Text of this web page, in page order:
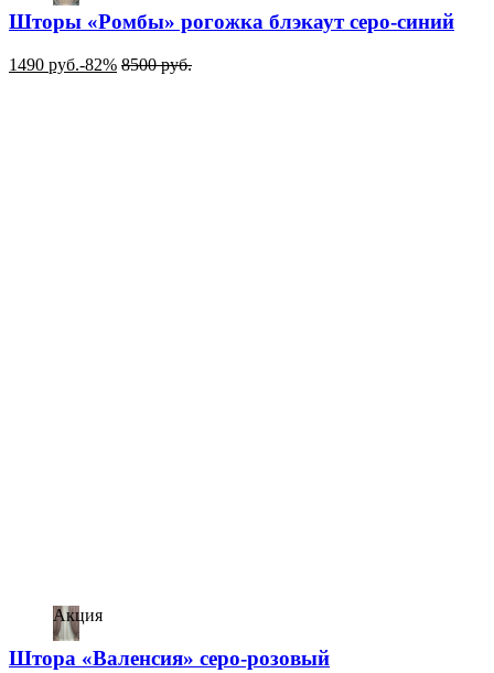
Шторы «Ромбы» рогожка блэкаут серо-синий
1490 руб.-82% 8500руб.
Акция
Штора «Валенсия» серо-розовый